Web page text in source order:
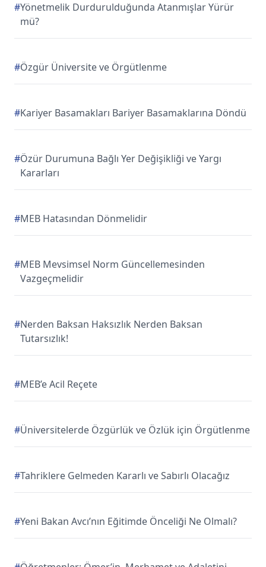
#Yönetmelik Durdurulduğunda Atanmışlar Yürür
mü?
#Özgür Üniversite ve Örgütlenme
#Kariyer Basamakları Bariyer Basamaklarına Döndü
#Özür Durumuna Bağlı Yer Değişikliği ve Yargı
Kararları
#MEB Hatasından Dönmelidir
#MEB Mevsimsel Norm Güncellemesinden
Vazgeçmelidir
#Nerden Baksan Haksızlık Nerden Baksan
Tutarsızlık!
#MEB’e Acil Reçete
#Üniversitelerde Özgürlük ve Özlük için Örgütlenme
#Tahriklere Gelmeden Kararlı ve Sabırlı Olacağız
#Yeni Bakan Avcı’nın Eğitimde Önceliği Ne Olmalı?